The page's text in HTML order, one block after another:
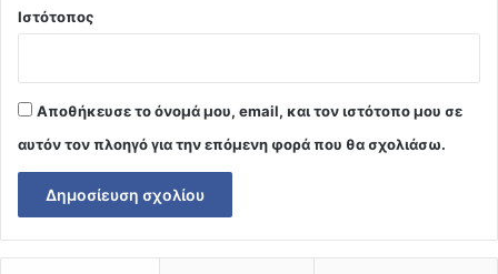
Ιστότοπος
Αποθήκευσε το όνομά μου, email, και τον ιστότοπο μου σε
αυτόν τον πλοηγό για την επόμενη φορά που θα σχολιάσω.